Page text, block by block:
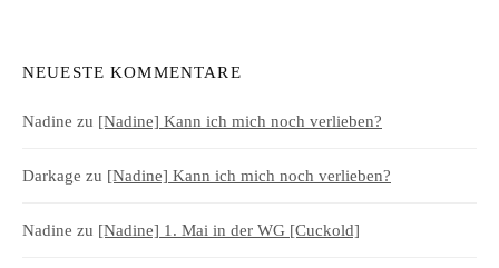
NEUESTE KOMMENTARE
Nadine zu [Nadine] Kann ich mich noch verlieben?
Darkage zu [Nadine] Kann ich mich noch verlieben?
Nadine zu [Nadine] 1. Mai in der WG [Cuckold]